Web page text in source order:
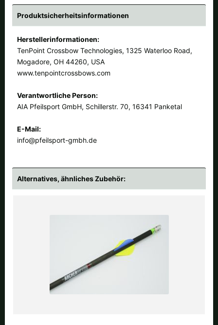
Produktsicherheitsinformationen
Herstellerinformationen:
TenPoint Crossbow Technologies, 1325 Waterloo Road,
Mogadore, OH 44260, USA
www.tenpointcrossbows.com
Verantwortliche Person:
AIA Pfeilsport GmbH, Schillerstr. 70, 16341 Panketal
E-Mail:
info@pfeilsport-gmbh.de
Alternatives, ähnliches Zubehör: